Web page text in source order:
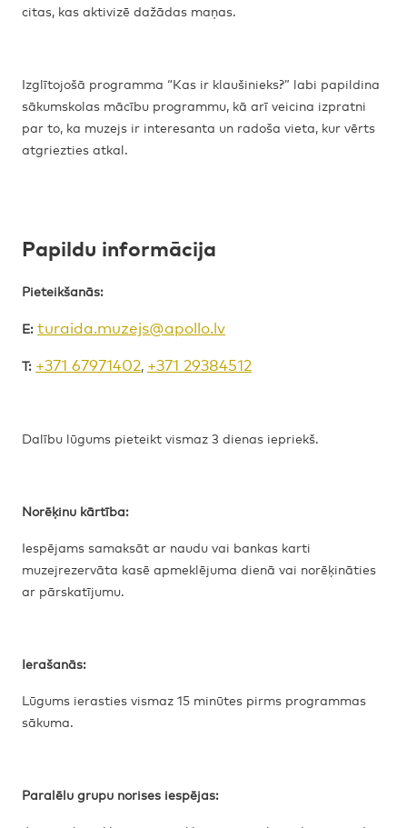
citas, kas aktivizē dažādas maņas.
Izglītojošā programma “Kas ir klaušinieks?” labi papildina
sākumskolas mācību programmu, kā arī veicina izpratni
par to, ka muzejs ir interesanta un radoša vieta, kur vērts
atgriezties atkal.
Papildu informācija
Pieteikšanās:
E: turaida.muzejs@apollo.lv
T: +371 67971402 +371 29384512
Dalību lūgums pieteikt vismaz 3 dienas iepriekš.
Norēķinu kārtība:
Iespējams samaksāt ar naudu vai bankas karti
muzejrezervāta kasē apmeklējuma dienā vai norēķināties
ar pārskatījumu.
Ierašanās:
Lūgums ierasties vismaz 15 minūtes pirms programmas
sākuma.
Paralēlu grupu norises iespējas: